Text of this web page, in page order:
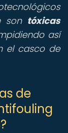
son tóxicas
así
el casco de
de